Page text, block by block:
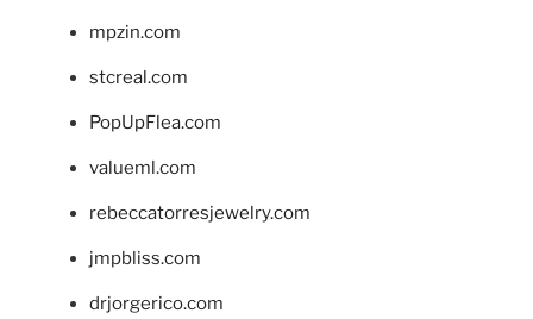
mpzin.com
stcreal.com
PopUpFlea.com
valueml.com
rebeccatorresjewelry.com
jmpbliss.com
drjorgerico.com